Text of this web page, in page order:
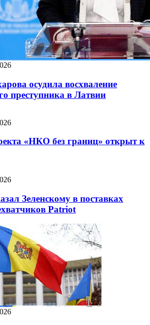
осудила восхваление
преступника в Латвии
«НКО без границ» открыт к
Зеленскому в поставках
Patriot